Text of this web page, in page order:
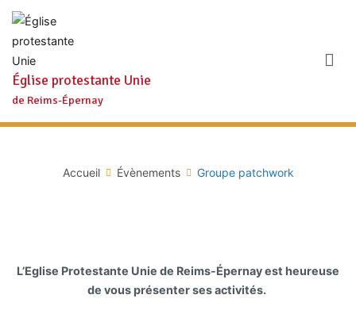
Aller
contenu
Église protestante Unie
de Reims-Épernay
Accueil Évènements Groupe patchwork
L’Eglise Protestante Unie de Reims-Épernay est heureuse
de vous présenter ses activités.